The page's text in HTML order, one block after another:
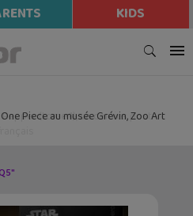
KIDS
Piece au musée Grévin, Zoo Art